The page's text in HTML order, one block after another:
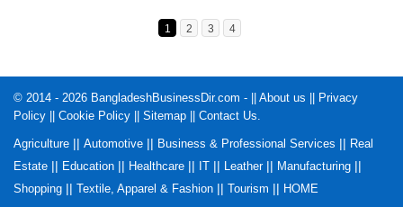
1 2 3 4
© 2014 - 2026 BangladeshBusinessDir.com - || About us
Privacy
Policy
Cookie Policy Sitemap Contact Us.
Agriculture || Automotive || Business & Professional Services || Real
Estate || Education || Healthcare || IT || Leather|| Manufacturing ||
Shopping || Textile, Apparel & Fashion || Tourism || HOME